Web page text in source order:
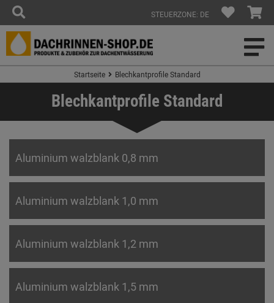
STEUERZONE: DE
Startseite Blechkantprofile Standard
Blechkantprofile Standard
Aluminium walzblank 0,8 mm
Aluminium walzblank 1,0 mm
Aluminium walzblank 1,2 mm
Aluminium walzblank 1,5 mm